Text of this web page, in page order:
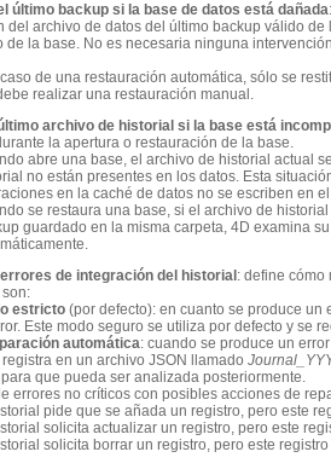
último backup si la base de datos está dañada
del archivo de datos del último backup válido
de la base. No es necesaria ninguna
de una restauración automática, sólo se
realizar una restauración manual.
archivo de historial si la base está
la apertura o restauración de la base.
abre una base, el archivo de historial actual
no están presentes en los datos. Esta
en la caché de datos no se escriben en
se restaura una base, si el archivo de
guardado en la misma carpeta, 4D examina
de integración del historial : define cómo
estricto (por defecto): en cuanto se produce
Este modo seguro se utiliza por defecto y se
automática: cuando se produce un
en un archivo JSON llamado
que pueda ser analizada posteriormente.
errores no críticos con posibles acciones de
pide que se añada un registro, pero este
solicita actualizar un registro, pero este
solicita borrar un registro, pero este